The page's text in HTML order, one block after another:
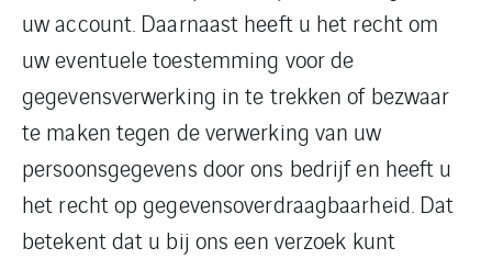
uw account. Daarnaast heeft u het recht om
uw eventuele toestemming voor de
gegevensverwerking in te trekken of bezwaar
te maken tegen de verwerking van uw
persoonsgegevens door ons bedrijf en heeft u
het recht op gegevensoverdraagbaarheid. Dat
betekent dat u bij ons een verzoek kunt